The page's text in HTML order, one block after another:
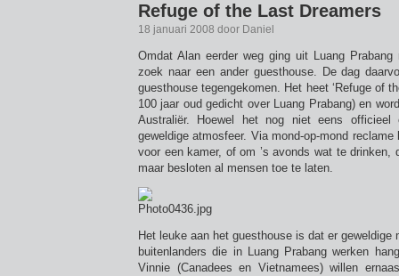
Refuge of the Last Dreamers
18 januari 2008 door Daniel
Omdat Alan eerder weg ging uit Luang
zoek naar een ander guesthouse. De dag
guesthouse tegengekomen. Het heet ‘Refuge of
100 jaar oud gedicht over Luang Prabang) en
Australiër. Hoewel het nog niet eens
geweldige atmosfeer. Via mond-op-mond
voor een kamer, of om ’s avonds wat te drinken,
maar besloten al mensen toe te laten.
Het leuke aan het guesthouse is dat er geweldige
buitenlanders die in Luang Prabang werken
Vinnie (Canadees en Vietnamees) willen